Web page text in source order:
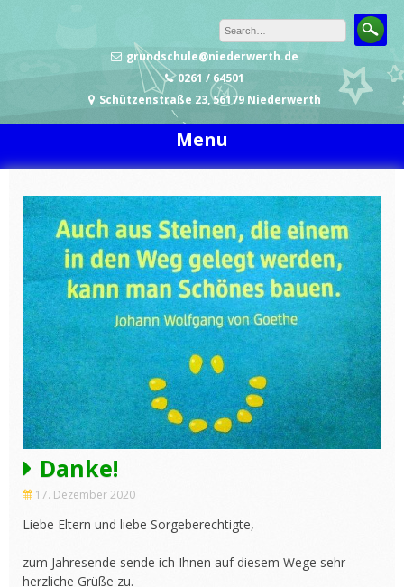
grundschule@niederwerth.de
0261 / 64501
Schützenstraße 23, 56179 Niederwerth
Menu
Danke!
17. Dezember 2020
Liebe Eltern und liebe Sorgeberechtigte,
zum Jahresende sende ich Ihnen auf diesem Wege sehr
herzliche Grüße zu.